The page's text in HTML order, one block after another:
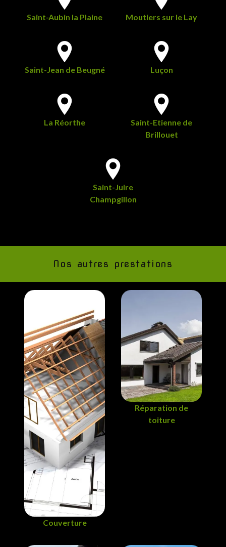
Saint-Aubin la Plaine Moutiers sur le Lay
Saint-Jean de Beugné Luçon
La Réorthe
Saint-Etienne de
Brillouet
Saint-Juire
Champgillon
Nos autres prestations
Couverture
Réparation de
toiture